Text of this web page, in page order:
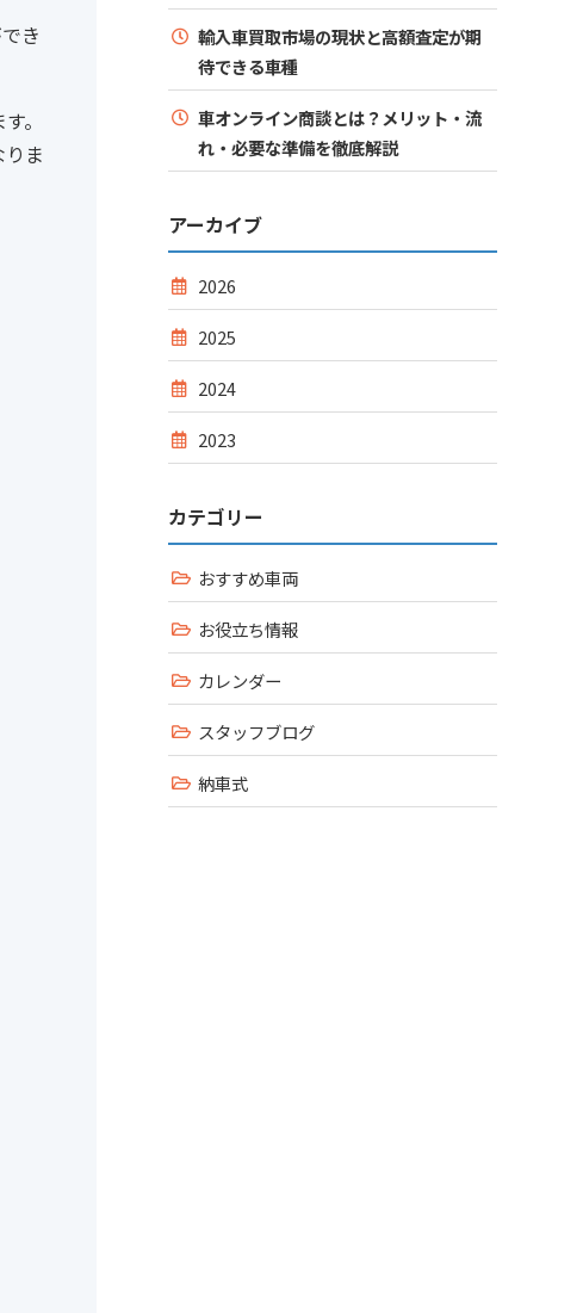
き
。
ま
輸入車買取市場の現状と高額査定が期
待できる車種
車オンライン商談とは？メリット・流
れ・必要な準備を徹底解説
アーカイブ
2026
2025
2024
2023
カテゴリー
おすすめ車両
お役立ち情報
カレンダー
スタッフブログ
納車式